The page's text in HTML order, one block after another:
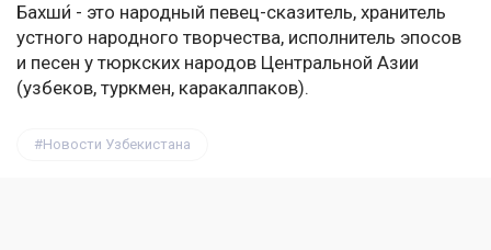
Бахши́ - это народный певец-сказитель, хранитель
устного народного творчества, исполнитель эпосов
и песен у тюркских народов Центральной Азии
(узбеков, туркмен, каракалпаков).
Новости Узбекистана